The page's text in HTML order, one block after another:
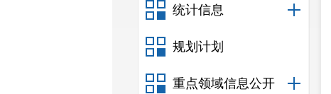
统计信息
规划计划
重点领域信息公开